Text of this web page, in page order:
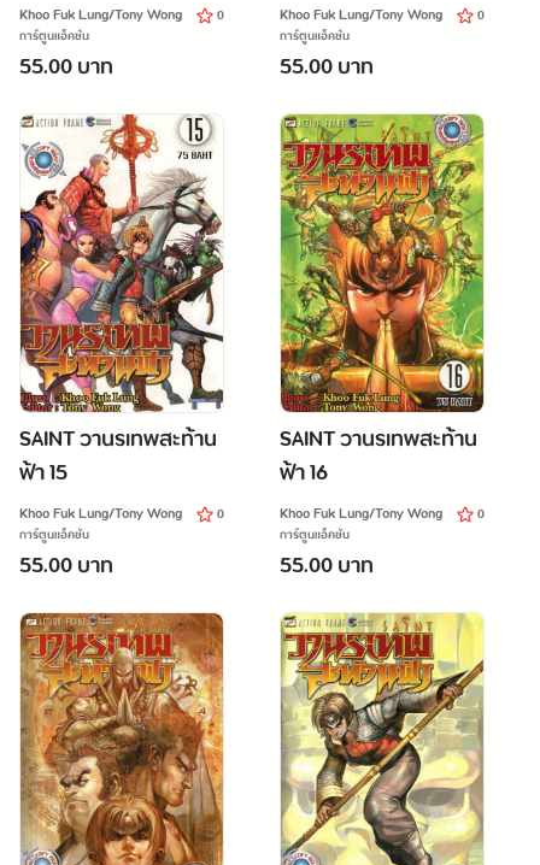
Khoo Fuk Lung/Tony Wong 0
การ์ตูนแอ็คชั่น
55.00 บาท
Khoo Fuk Lung/Tony Wong 0
การ์ตูนแอ็คชั่น
55.00 บาท
SAINT วานรเทพสะท้าน
ฟ้า 15
Khoo Fuk Lung/Tony Wong 0
การ์ตูนแอ็คชั่น
55.00 บาท
SAINT วานรเทพสะท้าน
ฟ้า 16
Khoo Fuk Lung/Tony Wong 0
การ์ตูนแอ็คชั่น
55.00 บาท